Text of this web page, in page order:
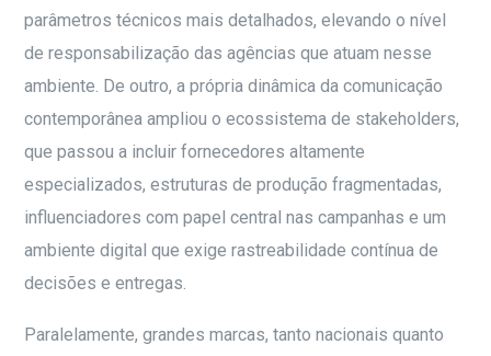
parâmetros técnicos mais detalhados, elevando o nível
de responsabilização das agências que atuam nesse
ambiente. De outro, a própria dinâmica da comunicação
contemporânea ampliou o ecossistema de stakeholders,
que passou a incluir fornecedores altamente
especializados, estruturas de produção fragmentadas,
influenciadores com papel central nas campanhas e um
ambiente digital que exige rastreabilidade contínua de
decisões e entregas.
Paralelamente, grandes marcas, tanto nacionais quanto